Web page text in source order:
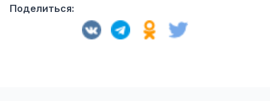
Поделиться: